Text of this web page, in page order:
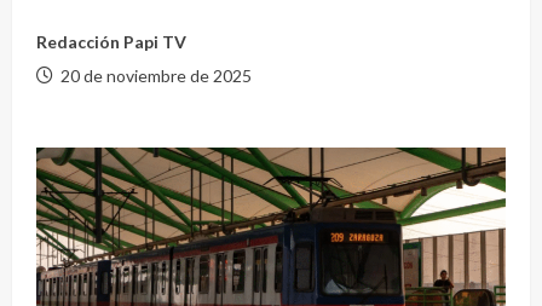
Redacción Papi TV
20 de noviembre de 2025